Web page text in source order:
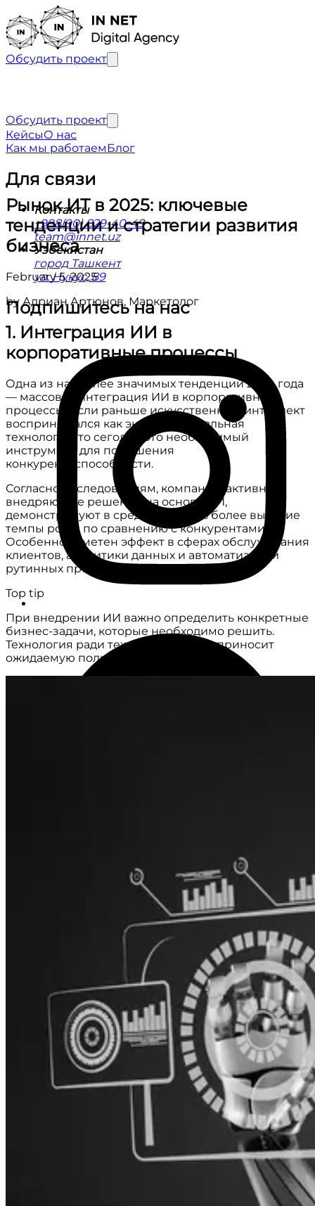
Обсудить проект
Обсудить проект
КейсыО нас
Как мы работаемБлог
Для связи
Контакты
+998(90) 829-40-49
team@innet.uz
Узбекистан
город Ташкент
ул. Нукус, 89
Подпишитесь на нас
Рынок ИТ в 2025: ключевые
тенденции и стратегии развития
бизнеса
February 5, 2025
byАдриан Артюнов, Маркетолог
1. Интеграция ИИ в
корпоративные процессы
Одна из наиболее значимых тенденций 2024 года
— массовая интеграция ИИ в корпоративные
процессы. Если раньше искусственный интеллект
воспринимался как экспериментальная
технология, то сегодня это необходимый
инструмент для повышения
конкурентоспособности.
Согласно исследованиям, компании, активно
внедряющие решения на основе ИИ,
демонстрируют в среднем на 30% более высокие
темпы роста по сравнению с конкурентами.
Особенно заметен эффект в сферах обслуживания
клиентов, аналитики данных и автоматизации
рутинных процессов.
Top tip
При внедрении ИИ важно определить конкретные
бизнес-задачи, которые необходимо решить.
Технология ради технологии редко приносит
ожидаемую пользу.